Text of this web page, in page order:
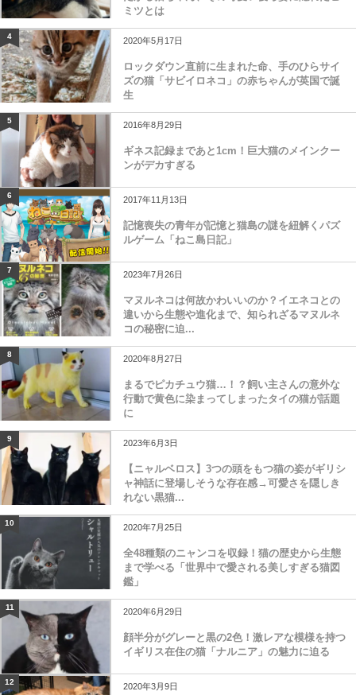
ミツとは
4 2020年5月17日
ロックダウン直前に生まれた命、手のひらサイ
ズの猫「サビイロネコ」の赤ちゃんが英国で誕
生
5 2016年8月29日
ギネス記録まであと1cm！巨大猫のメインクー
ンがデカすぎる
6 2017年11月13日
記憶喪失の青年が記憶と猫島の謎を紐解くパズ
ルゲーム「ねこ島日記」
7 2023年7月26日
マヌルネコは何故かわいいのか？イエネコとの
違いから生態や進化まで、知られざるマヌルネ
コの秘密に迫...
8 2020年8月27日
まるでピカチュウ猫…！？飼い主さんの意外な
行動で黄色に染まってしまったタイの猫が話題
に
9 2023年6月3日
【ニャルベロス】3つの頭をもつ猫の姿がギリシ
ャ神話に登場しそうな存在感→可愛さを隠しき
れない黒猫...
10 2020年7月25日
全48種類のニャンコを収録！猫の歴史から生態
まで学べる「世界中で愛される美しすぎる猫図
鑑」
11 2020年6月29日
顔半分がグレーと黒の2色！激レアな模様を持つ
イギリス在住の猫「ナルニア」の魅力に迫る
12 2020年3月9日